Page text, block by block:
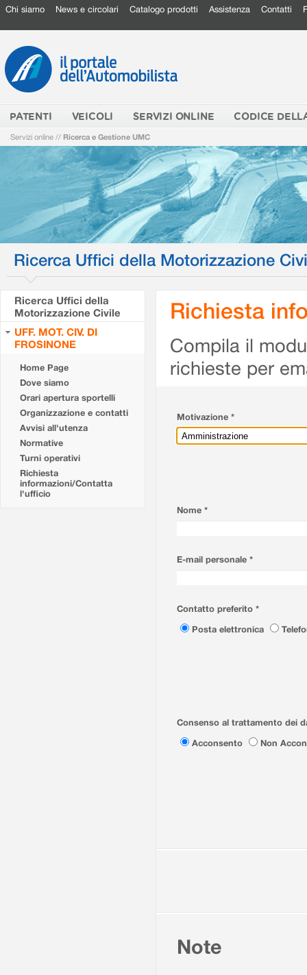
Chi siamo News e circolari Catalogo prodotti Assistenza Contatti
PATENTI VEICOLI SERVIZI ONLINE CODICE
Servizi online // Ricerca e Gestione UMC
Ricerca Uffici della Motorizzazione
Ricerca Uffici della
Motorizzazione Civile
UFF. MOT. CIV. DI
FROSINONE
Home Page
Dove siamo
Orari apertura sportelli
Organizzazione e contatti
Avvisi all'utenza
Normative
Turni operativi
Richiesta
informazioni/Contatta
l'ufficio
Richiesta
Compila il
richieste per
Motivazione *
Nome *
E-mail personale *
Contatto preferito *
Posta elettronica
Consenso al trattamento dei
Acconsento
Non
Note